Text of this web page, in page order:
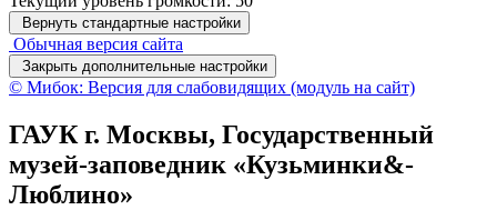
Вернуть стандартные настройки
Обычная версия сайта
Закрыть дополнительные настройки
© Мибок: Версия для слабовидящих (модуль на сайт)
ГАУК г. Москвы, Государственный
музей-заповедник «Кузьминки&-
Люблино»